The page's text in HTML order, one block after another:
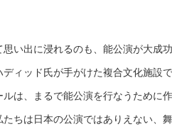
思い出に浸れるのも、能公演が大成
ディッド氏が手がけた複合文化施設
ルは、まるで能公演を行なうために
ちは日本の公演ではありえない、